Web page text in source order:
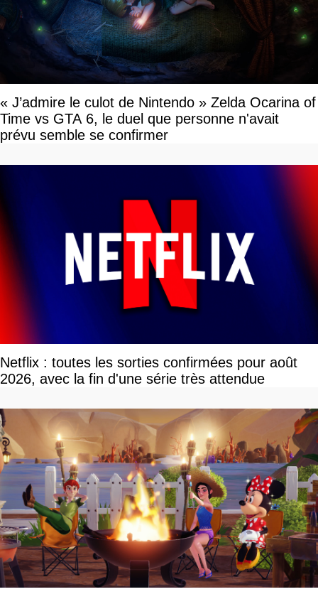
« J’admire le culot de Nintendo » Zelda Ocarina of
Time vs GTA 6, le duel que personne n'avait
prévu semble se confirmer
Netflix : toutes les sorties confirmées pour août
2026, avec la fin d'une série très attendue